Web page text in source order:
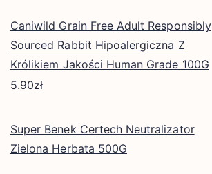
Caniwild Grain Free Adult Responsibly
Sourced Rabbit Hipoalergiczna Z
Królikiem Jakości Human Grade 100G
5.90zł
Super Benek Certech Neutralizator
Zielona Herbata 500G